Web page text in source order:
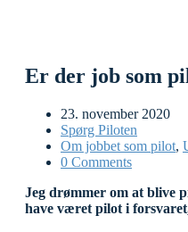
Er der job som
23. november 2020
Spørg Piloten
Om jobbet som pilot,
0 Comments
Jeg drømmer om at blive
have været pilot i